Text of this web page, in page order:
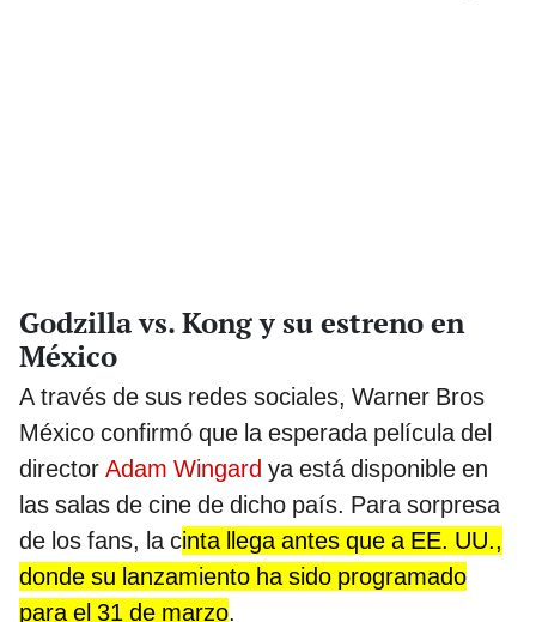
Godzilla vs. Kong y su estreno en
México
A través de sus redes sociales, Warner Bros
México confirmó que la esperada película del
director Adam Wingard ya está disponible en
las salas de cine de dicho país. Para sorpresa
de los fans, la cinta llega antes que a EE. UU.,
donde su lanzamiento ha sido programado
para el 31 de marzo.